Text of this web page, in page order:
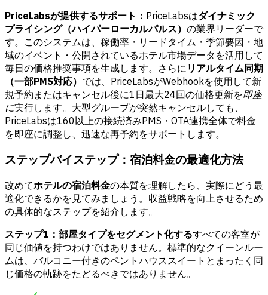
PriceLabsが提供するサポート： PriceLabsはダイナミック
プライシング（ハイパーローカルパルス） の業界リーダーで
す。このシステムは、稼働率・リードタイム・季節要因・地
域のイベント・公開されているホテル市場データを活用して
毎日の価格推奨事項を生成します。さらに リアルタイム同期
（一部PMS対応） では、PriceLabsがWebhookを使用して新
規予約またはキャンセル後に1日最大24回の価格更新を即座
に実行します。大型グループが突然キャンセルしても、
PriceLabsは160以上の接続済みPMS・OTA連携全体で料金
を即座に調整し、迅速な再予約をサポートします。
ステップバイステップ：宿泊料金の最適化方法
改めてホテルの宿泊料金の本質を理解したら、実際にどう最
適化できるかを見てみましょう。収益戦略を向上させるため
の具体的なステップを紹介します。
ステップ1：部屋タイプをセグメント化するすべての客室が
同じ価値を持つわけではありません。標準的なクイーンルー
ムは、バルコニー付きのペントハウススイートとまったく同
じ価格の軌跡をたどるべきではありません。